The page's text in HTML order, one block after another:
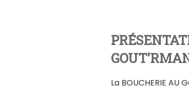
La BOUCHERIE AU